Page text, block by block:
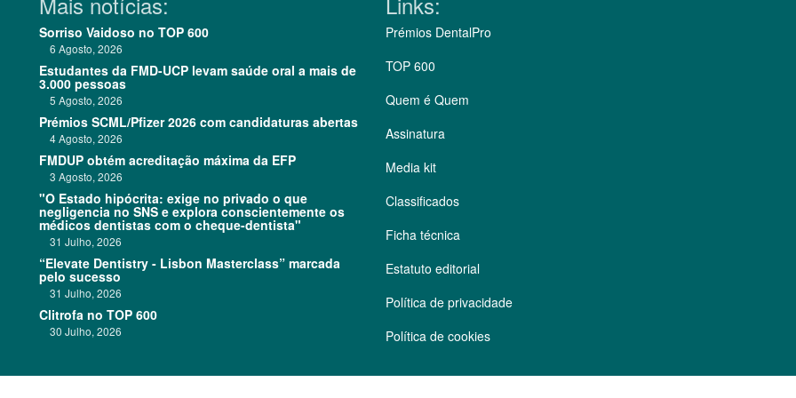
Sorriso Vaidoso no TOP 600
6 Agosto, 2026
Estudantes da FMD-UCP levam saúde oral a mais de
3.000 pessoas
5 Agosto, 2026
Prémios SCML/Pfizer 2026 com candidaturas abertas
4 Agosto, 2026
FMDUP obtém acreditação máxima da EFP
3 Agosto, 2026
"O Estado hipócrita: exige no privado o que
negligencia no SNS e explora conscientemente os
médicos dentistas com o cheque-dentista"
31 Julho, 2026
“Elevate Dentistry - Lisbon Masterclass” marcada
pelo sucesso
31 Julho, 2026
Clitrofa no TOP 600
30 Julho, 2026
Prémios DentalPro
TOP 600
Quem é Quem
Assinatura
Media kit
Classificados
Ficha técnica
Estatuto editorial
Política de privacidade
Política de cookies